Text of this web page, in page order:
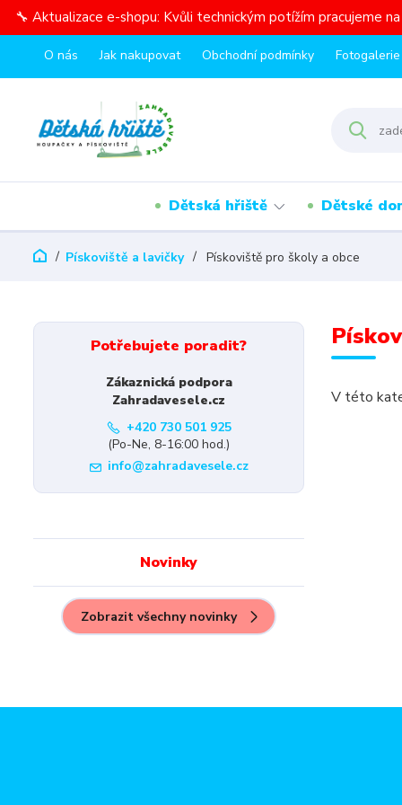
🔧 Aktualizace e-shopu: Kvůli technickým potížím pracujeme
O nás Jak nakupovat Obchodní podmínky Fotogalerie
Dětská hřiště Dětské
Pískoviště a lavičky Pískoviště pro školy a obce
V této
Potřebujete poradit?
Zákaznická podpora
Zahradavesele.cz
+420 730 501 925
(Po-Ne, 8-16:00 hod.)
info@zahradavesele.cz
Novinky
Zobrazit všechny novinky